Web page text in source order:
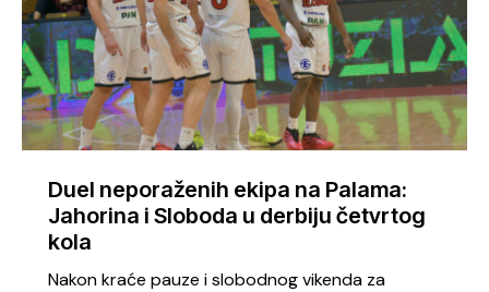
Duel neporaženih ekipa na Palama:
Jahorina i Sloboda u derbiju četvrtog
kola
Nakon kraće pauze i slobodnog vikenda za